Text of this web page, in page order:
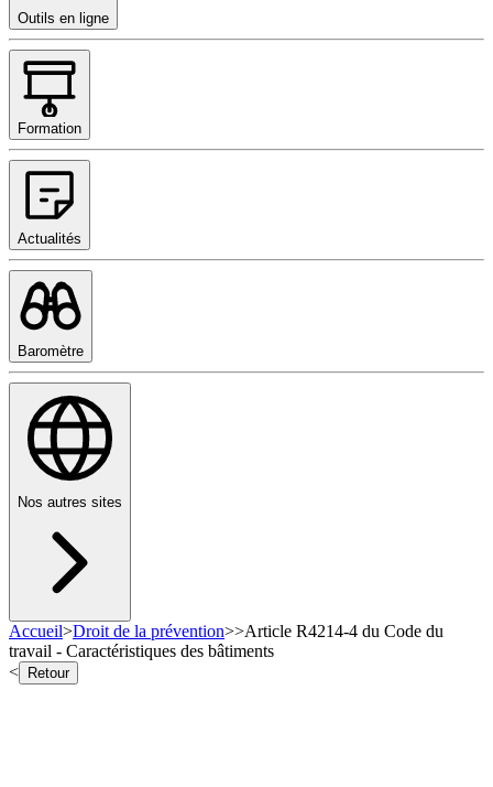
Outils en ligne
Formation
Actualités
Baromètre
Nos autres sites
Accueil>Droit de la prévention>>Article R4214-4 du Code du
travail - Caractéristiques des bâtiments
<
Retour